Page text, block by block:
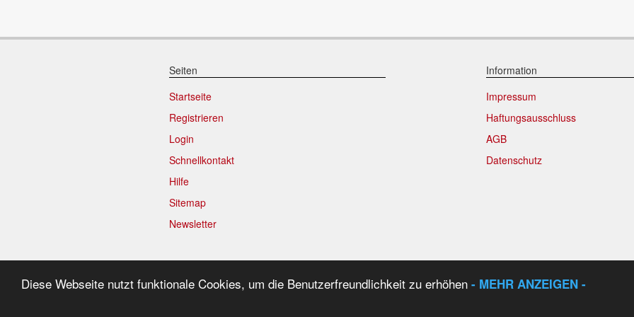
Diese Webseite nutzt funktionale Cookies, um die Benutzerfreundlichkeit zu erhöhen - MEHR ANZEIGEN -
Seiten
Startseite
Registrieren
Login
Schnellkontakt
Hilfe
Sitemap
Newsletter
Information
Impressum
Haftungsausschluss
AGB
Datenschutz